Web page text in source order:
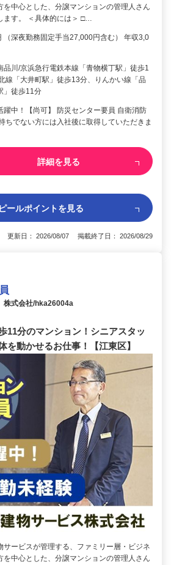
を中心とした、分譲マンションの管理人さん
ます。 ＜具体的には＞ □…
（深夜勤務固定手当27,000円含む） 年収3,0
品川/京浜急行電鉄本線「青物横丁駅」徒歩1
線「大井町駅」徒歩13分、りんかい線「品
」徒歩11分
躍中！【尚可】 防災センター要員 自衛消防
ちでない方には入社後に取得していただきま
詳細を見る
ールポイントを見る
更新日： 2026/08/07 掲載終了日： 2026/08/29
式会社/hka26004a
11分のマンション！シニアスタッ
を動かせるお仕事！【江東区】
サービスが管理する、ファミリー層・ビジネ
を中心とした、分譲マンションの管理人さん